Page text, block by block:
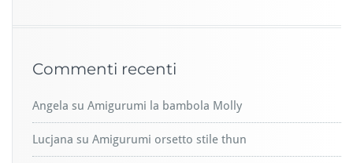
Commenti recenti
Angela su Amigurumi la bambola Molly
Lucjana su Amigurumi orsetto stile thun